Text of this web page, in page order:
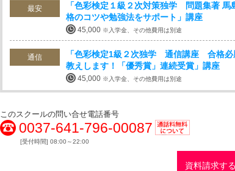
最安
「色彩検定１級２次対策独学 問題集著
格のコツや勉強法をサポート」講座
45,000 ※入学金、その他費用は別途
通信
「色彩検定1級２次独学 通信講座 合格必
教えします！「優秀賞」連続受賞」講座
45,000 ※入学金、その他費用は別途
このスクールの問い合せ電話番号
0037-641-796-00087
無料
[受付時間] 08:00～22:00
資料請求する